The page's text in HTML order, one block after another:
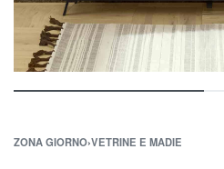
ZONA GIORNO›VETRINE E MADIE